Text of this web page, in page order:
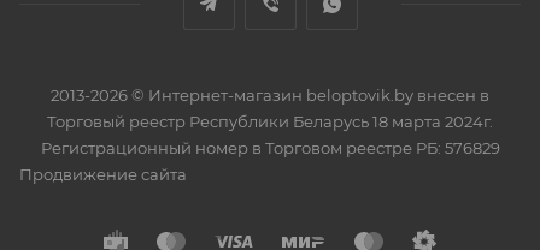
2013-2026 © Интернет-магазин beloptovik.by внесен в
Торговый реестр Республики Беларусь 18 марта 2024г.
Регистрационный номер в Торговом реестре РБ: 576829
Продвижение сайта